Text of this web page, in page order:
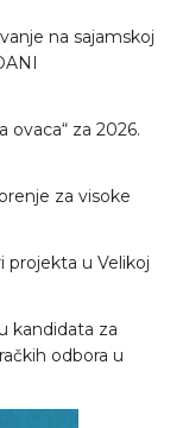
na sajamskoj
ovaca“ za 2026.
za visoke
projekta u Velikoj
kandidata za
odbora u